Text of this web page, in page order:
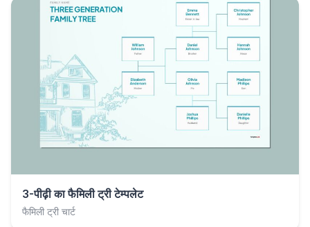
3-पीढ़ी का फैमिली ट्री टेम्पलेट
फैमिली ट्री चार्ट